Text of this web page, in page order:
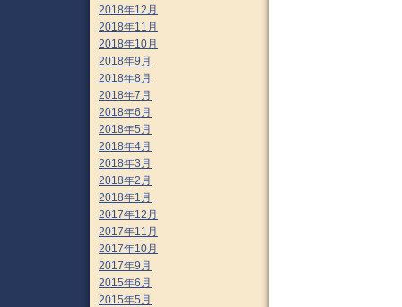
2018年12月
2018年11月
2018年10月
2018年9月
2018年8月
2018年7月
2018年6月
2018年5月
2018年4月
2018年3月
2018年2月
2018年1月
2017年12月
2017年11月
2017年10月
2017年9月
2015年6月
2015年5月